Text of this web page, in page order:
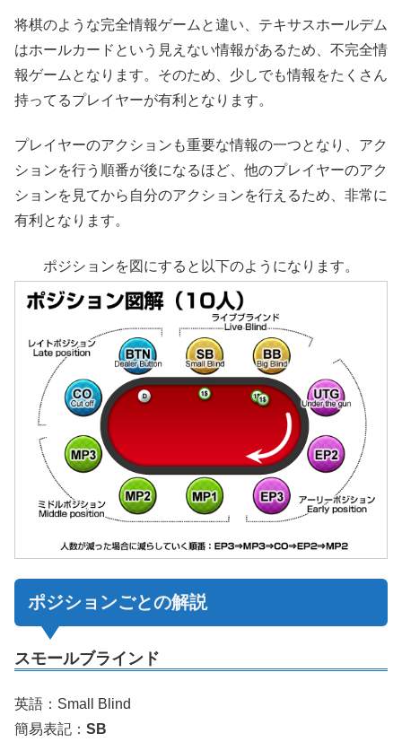
将棋のような完全情報ゲームと違い、テキサスホールデム
はホールカードという見えない情報があるため、不完全情
報ゲームとなります。そのため、少しでも情報をたくさん
持ってるプレイヤーが有利となります。
プレイヤーのアクションも重要な情報の一つとなり、アク
ションを行う順番が後になるほど、他のプレイヤーのアク
ションを見てから自分のアクションを行えるため、非常に
有利となります。
ポジションを図にすると以下のようになります。
ポジションごとの解説
スモールブラインド
英語：Small Blind
簡易表記： SB